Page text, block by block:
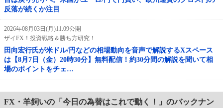
反落が続くか注目
2026年08月03日(月)11:09公開
ザイFX！投資戦略＆勝ち方研究！
田向宏行氏が米ドル/円などの相場動向を音声で解説するXスペース
は【8月7日（金）20時30分】無料配信！約30分間の解説を聞いて相
場のポイントをチェ…
FX・羊飼いの「今日の為替はこれで動く！」のバックナン